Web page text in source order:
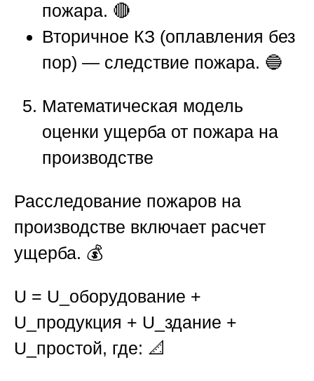
пожара. 🔴
Вторичное КЗ (оплавления без
пор) — следствие пожара. 🔵
Математическая модель
оценки ущерба от пожара на
производстве
Расследование пожаров на
производстве включает расчет
ущерба. 💰
U = U_оборудование +
U_продукция + U_здание +
U_простой, где: 📐